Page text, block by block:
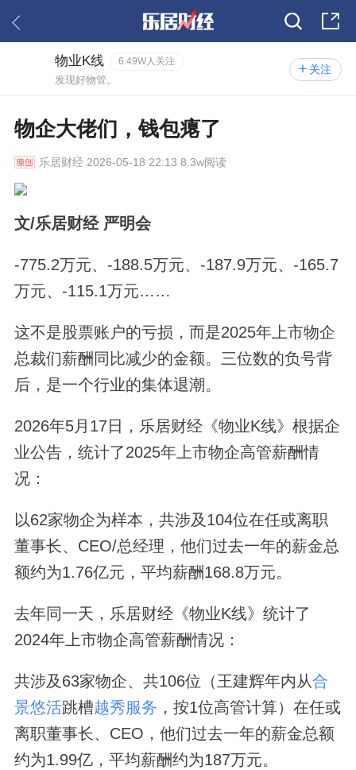
关注
物业K线 6.49W人关注
发现好物管。
物企大佬们，钱包瘪了
乐居财经2026-05-18 22:13 8.3w阅读
文/乐居财经 严明会
-775.2万元、-188.5万元、-187.9万元、-165.7
万元、-115.1万元……
这不是股票账户的亏损，而是2025年上市物企
总裁们薪酬同比减少的金额。三位数的负号背
后，是一个行业的集体退潮。
2026年5月17日，乐居财经《物业K线》根据企
业公告，统计了2025年上市物企高管薪酬情
况：
以62家物企为样本，共涉及104位在任或离职
董事长、CEO/总经理，他们过去一年的薪金总
额约为1.76亿元，平均薪酬168.8万元。
去年同一天，乐居财经《物业K线》统计了
2024年上市物企高管薪酬情况：
共涉及63家物企、共106位（王建辉年内从合
景悠活跳槽越秀服务 ，按1位高管计算）在任或
离职董事长、CEO，他们过去一年的薪金总额
约为1.99亿，平均薪酬约为187万元。